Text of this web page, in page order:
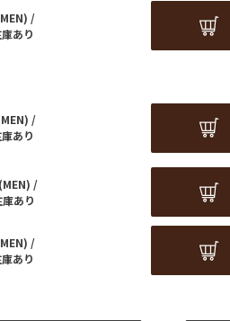
/
あり
/
あり
/
あり
/
あり